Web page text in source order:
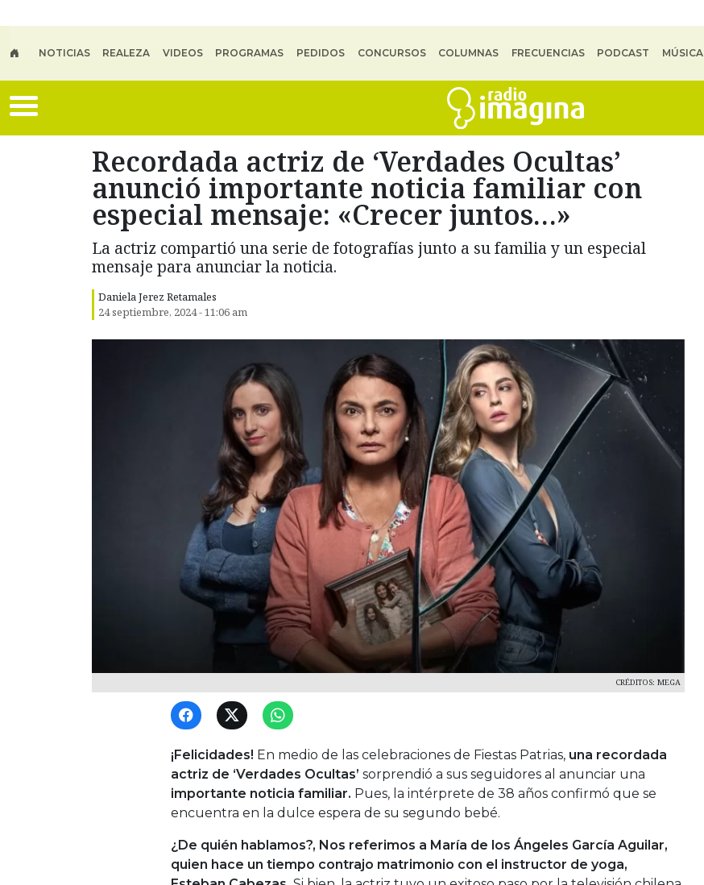
NOTICIAS REALEZA VIDEOS PROGRAMAS PEDIDOS CONCURSOS COLUMNAS FRECUENCIAS PODCAST MÚSICA
Recordada actriz de ‘Verdades Ocultas’
anunció importante noticia familiar con
especial mensaje: «Crecer juntos…»
La actriz compartió una serie de fotografías junto a su familia y un especial
mensaje para anunciar la noticia.
Daniela Jerez Retamales
24 septiembre, 2024 - 11:06 am
CRÉDITOS: MEGA
¡Felicidades! En medio de las celebraciones de Fiestas Patrias, una recordada
actriz de ‘Verdades Ocultas’ sorprendió a sus seguidores al anunciar una
importante noticia familiar. Pues, la intérprete de 38 años confirmó que se
encuentra en la dulce espera de su segundo bebé.
¿De quién hablamos?, Nos referimos a María de los Ángeles García Aguilar,
quien hace un tiempo contrajo matrimonio con el instructor de yoga,